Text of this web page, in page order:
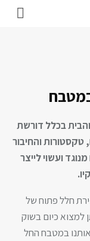
בכלל דורשת
טקסטורות והחיבור
ועשוי לייצר
חלל פתוח של
למצוא כיום בשוק
במטבח החל